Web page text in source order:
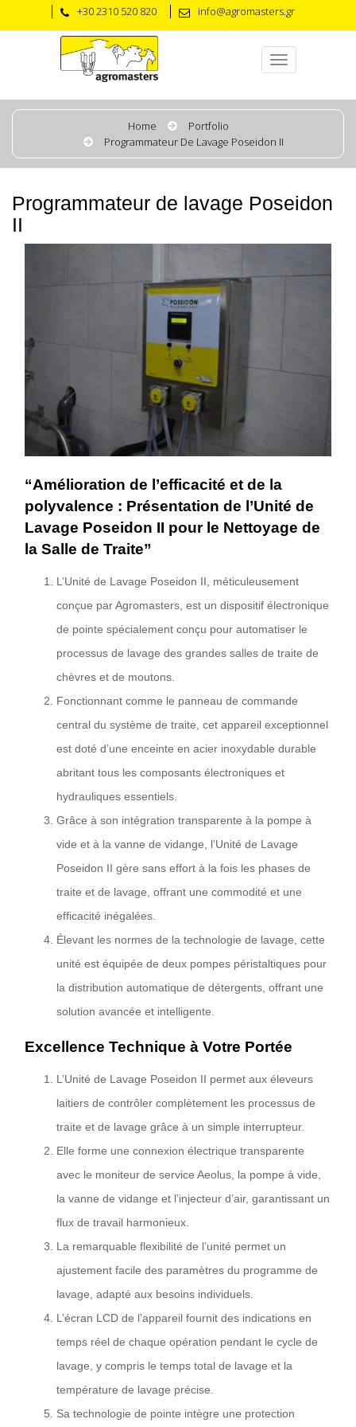
+30 2310 520 820 info@agromasters.gr
Home
Portfolio
Programmateur De Lavage Poseidon II
Programmateur de lavage Poseidon
II
“Amélioration de l’efficacité et de la
polyvalence : Présentation de l’Unité de
Lavage Poseidon II pour le Nettoyage de
la Salle de Traite”
L’Unité de Lavage Poseidon II, méticuleusement
conçue par Agromasters, est un dispositif électronique
de pointe spécialement conçu pour automatiser le
processus de lavage des grandes salles de traite de
chèvres et de moutons.
Fonctionnant comme le panneau de commande
central du système de traite, cet appareil exceptionnel
est doté d’une enceinte en acier inoxydable durable
abritant tous les composants électroniques et
hydrauliques essentiels.
Grâce à son intégration transparente à la pompe à
vide et à la vanne de vidange, l’Unité de Lavage
Poseidon II gère sans effort à la fois les phases de
traite et de lavage, offrant une commodité et une
efficacité inégalées.
Élevant les normes de la technologie de lavage, cette
unité est équipée de deux pompes péristaltiques pour
la distribution automatique de détergents, offrant une
solution avancée et intelligente.
Excellence Technique à Votre Portée
L’Unité de Lavage Poseidon II permet aux éleveurs
laitiers de contrôler complètement les processus de
traite et de lavage grâce à un simple interrupteur.
Elle forme une connexion électrique transparente
avec le moniteur de service Aeolus, la pompe à vide,
la vanne de vidange et l’injecteur d’air, garantissant un
flux de travail harmonieux.
La remarquable flexibilité de l’unité permet un
ajustement facile des paramètres du programme de
lavage, adapté aux besoins individuels.
L’écran LCD de l’appareil fournit des indications en
temps réel de chaque opération pendant le cycle de
lavage, y compris le temps total de lavage et la
température de lavage précise.
Sa technologie de pointe intègre une protection